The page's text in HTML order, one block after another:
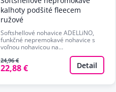
kalhoty podšité fleecem
ružové
Softshellové nohavice ADELLiNO,
funkčné nepremokavé nohavice s
voľnou nohavicou na…
24,96 €
22,88 € Detail